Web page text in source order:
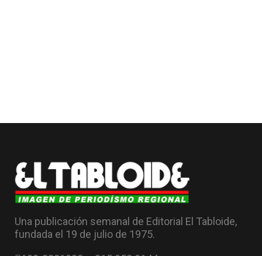
Una publicación semanal de Editorial El Tabloide,
fundada el 19 de julio de 1975.